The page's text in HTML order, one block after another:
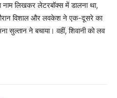
लिखकर लेटरबॉक्स में डालना था,
विशाल और लवकेश ने एक-दूसरे का
सुल्तान ने बचाया। वहीं, शिवानी को लव